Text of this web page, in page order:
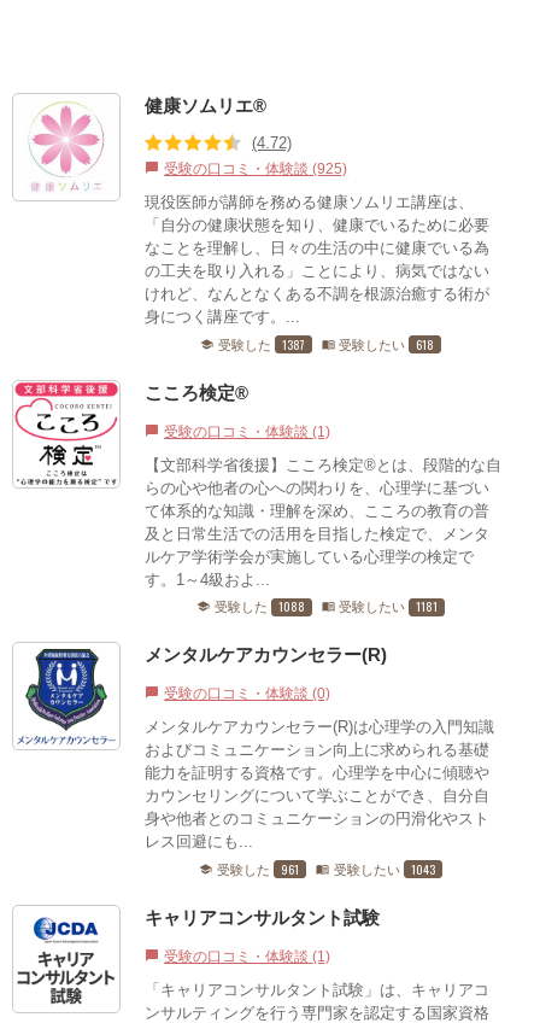
健康ソムリエ®
(4.72)
chat_bubble 受験の口コミ・体験談 (925)
現役医師が講師を務める健康ソムリエ講座は、
「自分の健康状態を知り、健康でいるために必要
なことを理解し、日々の生活の中に健康でいる為
の工夫を取り入れる」ことにより、病気ではない
けれど、なんとなくある不調を根源治癒する術が
身につく講座です。...
school 受験した 1387 menu_book 受験したい 618
こころ検定®
chat_bubble 受験の口コミ・体験談 (1)
【文部科学省後援】こころ検定®とは、段階的な自
らの心や他者の心への関わりを、心理学に基づい
て体系的な知識・理解を深め、こころの教育の普
及と日常生活での活用を目指した検定で、メンタ
ルケア学術学会が実施している心理学の検定で
す。1～4級およ...
school 受験した 1088 menu_book 受験したい 1181
メンタルケアカウンセラー(R)
chat_bubble 受験の口コミ・体験談 (0)
メンタルケアカウンセラー(R)は心理学の入門知識
およびコミュニケーション向上に求められる基礎
能力を証明する資格です。心理学を中心に傾聴や
カウンセリングについて学ぶことができ、自分自
身や他者とのコミュニケーションの円滑化やスト
レス回避にも...
school 受験した 961 menu_book 受験したい 1043
キャリアコンサルタント試験
chat_bubble 受験の口コミ・体験談 (1)
「キャリアコンサルタント試験」は、キャリアコ
ンサルティングを行う専門家を認定する国家資格